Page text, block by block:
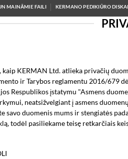
MAINĀMIE FAILI KERMANO PEDIKIŪRO DISKAI
KERMAN Ltd. atlieka privačių
ir Tarybos reglamentu 2016/679
Respublikos įstatymu "Asmens
neatsižvelgiant į asmens
savo duomenis mums ir stengiatės
todėl pasiliekame teisę retkarčiais